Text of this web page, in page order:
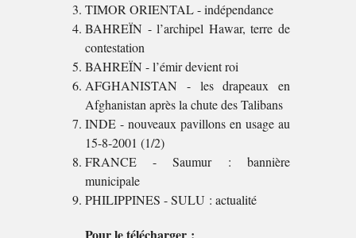
TIMOR ORIENTAL - indépendance
BAHREÏN - l’archipel Hawar, terre de
contestation
BAHREÏN - l’émir devient roi
AFGHANISTAN - les drapeaux en
Afghanistan après la chute des Talibans
INDE - nouveaux pavillons en usage au
15-8-2001 (1/2)
FRANCE - Saumur : bannière
municipale
PHILIPPINES - SULU : actualité